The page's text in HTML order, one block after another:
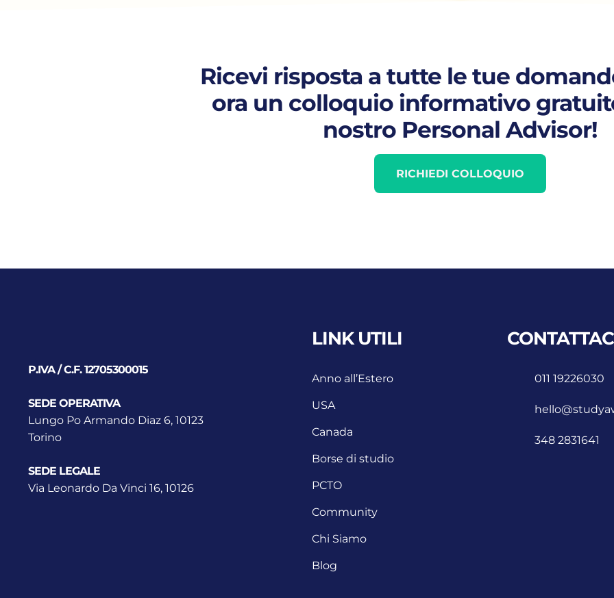
Ricevi risposta a tutte le tue
ora un colloquio informativo
nostro Personal Advisor!
RICHIEDI COLLOQUIO
P.IVA / C.F. 12705300015
SEDE OPERATIVA
Lungo Po Armando Diaz 6, 10123
Torino
SEDE LEGALE
Via Leonardo Da Vinci 16, 10126
LINK UTILI
Anno all’Estero
USA
Canada
Borse di studio
PCTO
Community
Chi Siamo
Blog
011 19226030
348 2831641